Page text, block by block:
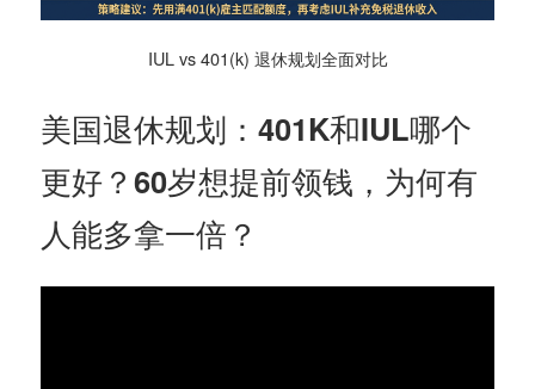
IUL vs 401(k) 退休规划全面对比
美国退休规划：401K和IUL哪个
更好？60岁想提前领钱，为何有
人能多拿一倍？